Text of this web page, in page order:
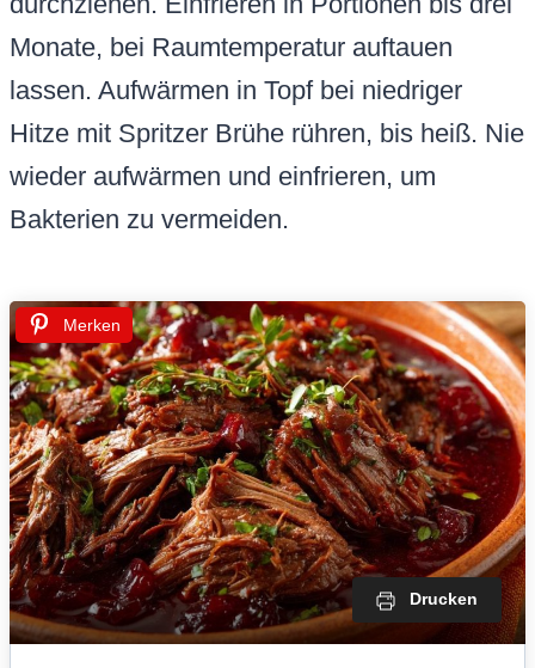
Monate, bei Raumtemperatur auftauen
lassen. Aufwärmen in Topf bei niedriger
Hitze mit Spritzer Brühe rühren, bis heiß. Nie
wieder aufwärmen und einfrieren, um
Bakterien zu vermeiden.
Merken
Drucken